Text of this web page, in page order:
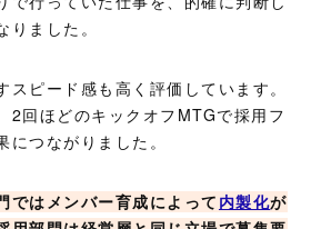
ました。
スピード感も高く評価しています。
2回ほどのキックオフMTGで採用フ
につながりました。
ではメンバー育成によって 内製化が